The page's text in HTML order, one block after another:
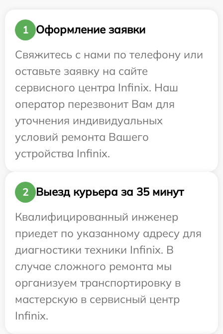
1
Оформление заявки
Свяжитесь с нами по телефону или
оставьте заявку на сайте
сервисного центра Infinix. Наш
оператор перезвонит Вам для
уточнения индивидуальных
условий ремонта Вашего
устройства Infinix.
2
Выезд курьера за 35 минут
Квалифицированный инженер
приедет по указанному адресу для
диагностики техники Infinix. В
случае сложного ремонта мы
организуем транспортировку в
мастерскую в сервисный центр
Infinix.